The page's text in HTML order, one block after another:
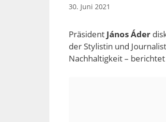
30. Juni 2021
Präsident János Áder
der Stylistin und
Nachhaltigkeit –